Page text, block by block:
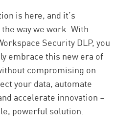
is here, and it’s
way we work. With
Security DLP, you
embrace this new era of
compromising on
your data, automate
accelerate innovation –
powerful solution.